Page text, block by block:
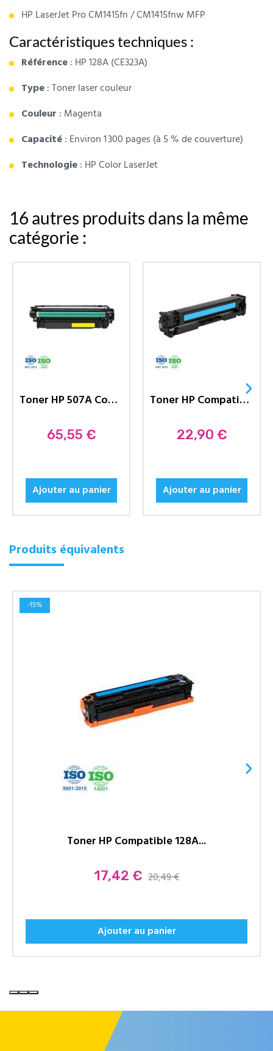
HP LaserJet Pro CM1415fn / CM1415fnw MFP
Caractéristiques techniques :
Référence: HP 128A (CE323A)
Type: Toner laser couleur
Couleur : Magenta
Capacité: Environ 1 300 pages (à 5 % de couverture)
Technologie: HP Color LaserJet
16 autres produits dans la même
catégorie :
Toner HP 507A Compatible CE402A...
Prix
65,55 €
Ajouter au panier
Toner HP Compatible 201A...
Prix
22,90 €
Ajouter au panier
›
Produits équivalents
Toner HP Compatible 128A...
Prix
17,42 € 20,49 €
Ajouter au panier
-15%
›